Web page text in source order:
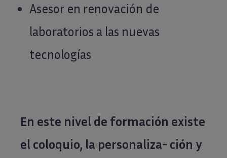
Asesor en renovación de
laboratorios a las nuevas
tecnologías
En este nivel de formación existe
el coloquio, la personaliza- ción y